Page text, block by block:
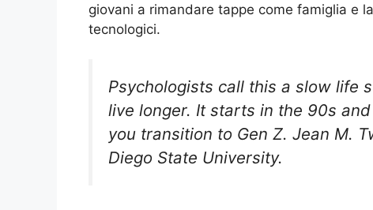
giovani a rimandare tappe come famiglia e
tecnologici.
Psychologists call this a slow life
live longer. It starts in the 90s
you transition to Gen Z. Jean M.
Diego State University.